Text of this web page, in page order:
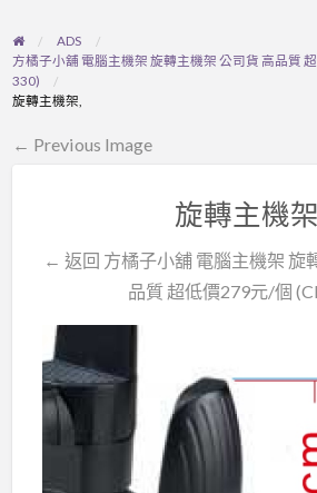
ADS
方橘子小舖 電腦主機架 旋轉主機架 公司貨 高品質
330)
旋轉主機架,
← Previous Image
旋轉主機
← 返回 方橘子小舖 電腦主機架 旋
品質 超低價279元/個